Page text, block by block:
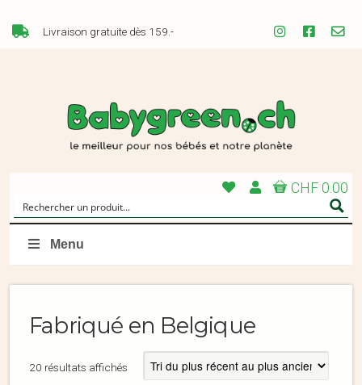
Livraison gratuite dès 159.-
CHF 0.00
Menu
Fabriqué en Belgique
20 résultats affichés